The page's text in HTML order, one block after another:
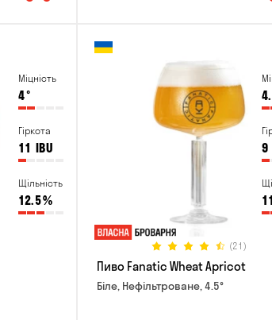
Міцність
4°
Гіркота
11 IBU
Щільність
12.5%
9
(21)
Пиво Fanatic Wheat Apricot
Біле, Нефільтроване, 4.5°